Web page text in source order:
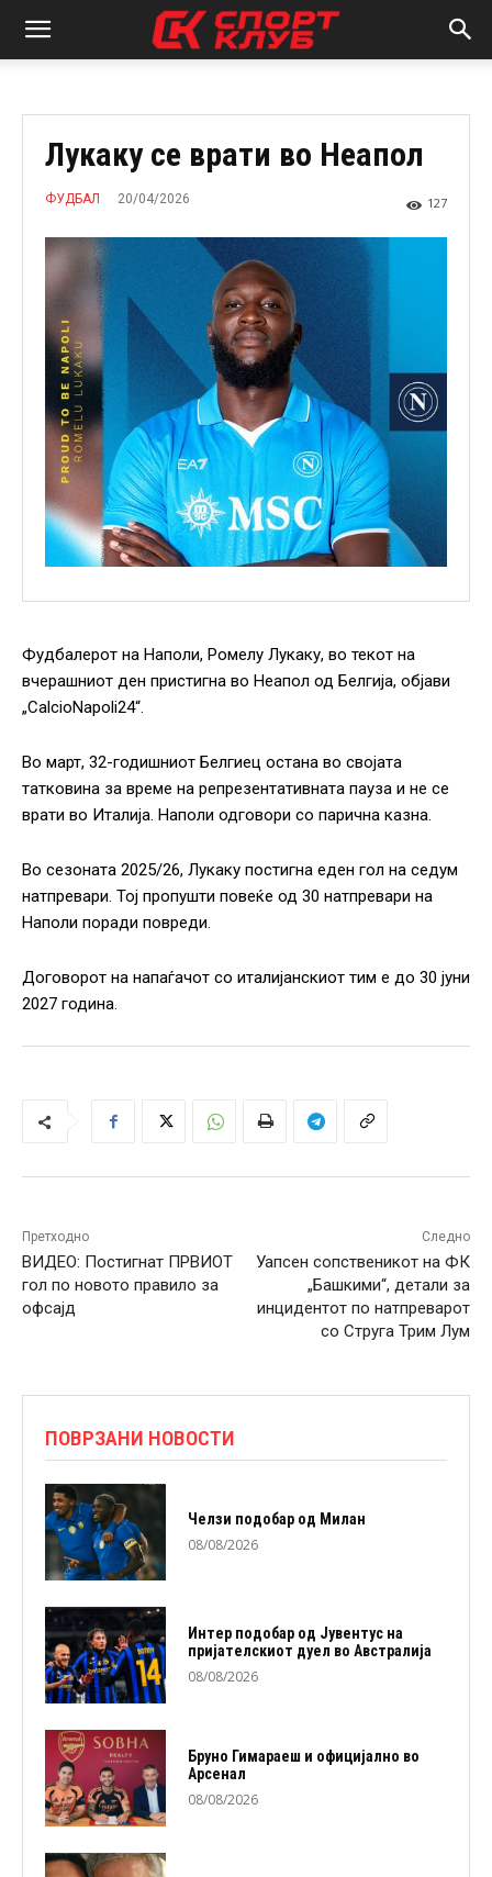
Лукаку се врати во Неапол
ФУДБАЛ 20/04/2026 127
Фудбалерот на Наполи, Ромелу Лукаку, во текот на
вчерашниот ден пристигна во Неапол од Белгија, објави
„CalcioNapoli24“.
Во март, 32-годишниот Белгиец остана во својата
татковина за време на репрезентативната пауза и не се
врати во Италија. Наполи одговори со парична казна.
Во сезоната 2025/26, Лукаку постигна еден гол на седум
натпревари. Тој пропушти повеќе од 30 натпревари на
Наполи поради повреди.
Договорот на напаѓачот со италијанскиот тим е до 30 јуни
2027 година.
Претходно
ВИДЕО: Постигнат ПРВИОТ
гол по новото правило за
офсајд
Следно
Уапсен сопственикот на ФК
„Башкими“, детали за
инцидентот по натпреварот
со Струга Трим Лум
ПОВРЗАНИ НОВОСТИ
Челзи подобaр од Милан
08/08/2026
Интер подобар од Јувентус на
пријателскиот дуел во Австралија
08/08/2026
Бруно Гимараеш и официјално во
Арсенал
08/08/2026